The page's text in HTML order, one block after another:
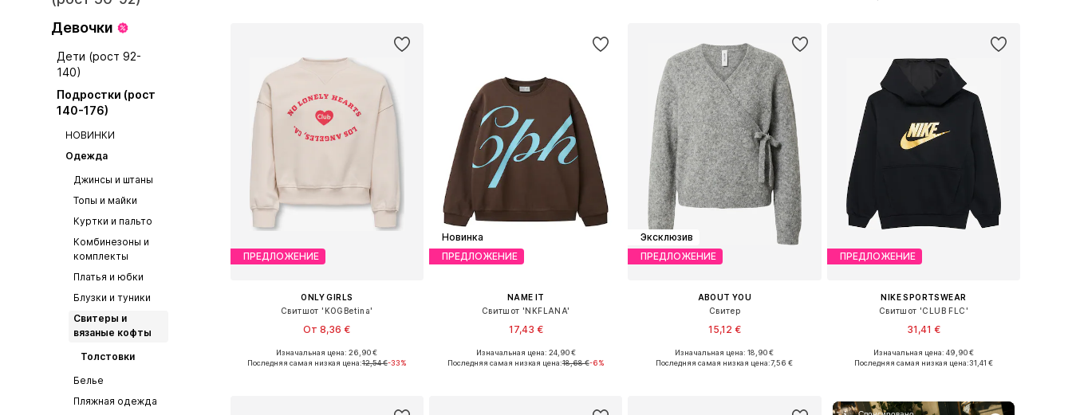
Девочки
Дети (рост 92-
140)
Подростки (рост
140-176)
НОВИНКИ
Одежда
Джинсы и штаны
Топы и майки
Куртки и пальто
Комбинезоны и
комплекты
Платья и юбки
Блузки и туники
Свитеры и
вязаные кофты
Толстовки
Белье
Пляжная одежда
ПРЕДЛОЖЕНИЕ
ONLY GIRLS
Свитшот 'KOGBetina'
От 8,36 €
Доступно множество размеров
Изначальная цена: 26,90 €
Последняя самая низкая цена:12,54 €-33%
Новинка
ПРЕДЛОЖЕНИЕ
NAME IT
Свитшот 'NKFLANA'
17,43 €
Изначальная цена: 24,90 €
Последняя самая низкая цена:18,68 €-6%
Эксклюзив
ПРЕДЛОЖЕНИЕ
ABOUT YOU
Свитер
15,12 €
Изначальная цена: 18,90 €
Последняя самая низкая цена:7,56 €
ПРЕДЛОЖЕНИЕ
NIKE SPORTSWEAR
Свитшот 'CLUB FLC'
31,41 €
Доступные размеры: 147-158, 158-170
Изначальная цена: 49,90 €
Последняя самая низкая цена:31,41 €